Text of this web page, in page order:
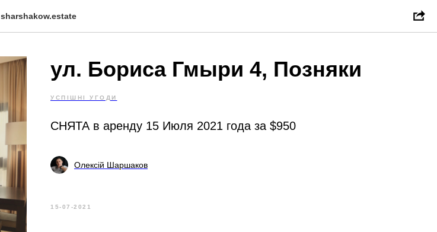
sharshakow.estate
ул. Бориса Гмыри 4, Позняки
УСПІШНІ УГОДИ
СНЯТА в аренду 15 Июля 2021 года за $950
Олексій Шаршаков
15-07-2021